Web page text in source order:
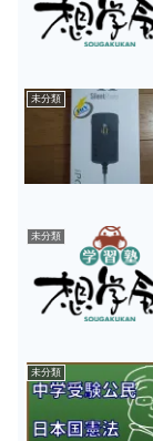
未分類
未分類
未分類